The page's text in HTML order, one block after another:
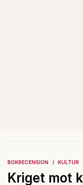
BOKRECENSION KULTUR
Kriget mot